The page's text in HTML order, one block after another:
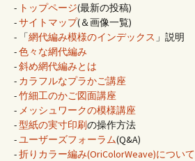
- トップページ(最新の投稿)
-サイトマップ(＆画像一覧)
- 「網代編み模様のインデックス 」説明
-色々な網代編み
-斜め網代編みとは
- カラフルなプラかご講座
-竹細工のかご図面講座
- メッシュワークの模様講座
-型紙の実寸印刷の操作方法
- ユーザーズフォーラム(Q&A)
-折りカラー編み(OriColorWeave)について